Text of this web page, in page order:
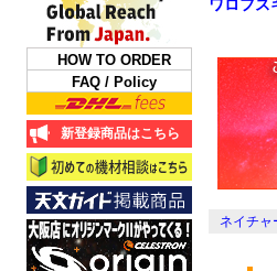
HOW TO ORDER
FAQ / Policy
新登録商品はこちら
ネイチャ